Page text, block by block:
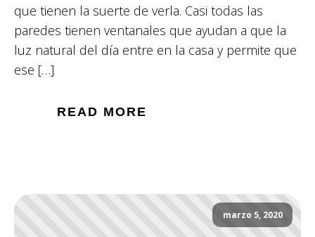
que tienen la suerte de verla. Casi todas las
paredes tienen ventanales que ayudan a que la
luz natural del día entre en la casa y permite que
ese […]
READ MORE
marzo 5, 2020